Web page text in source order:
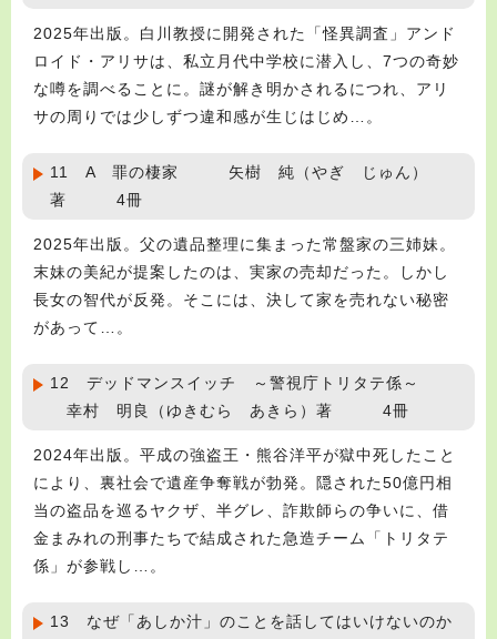
2025年出版。白川教授に開発された「怪異調査」アンド
ロイド・アリサは、私立月代中学校に潜入し、7つの奇妙
な噂を調べることに。謎が解き明かされるにつれ、アリ
サの周りでは少しずつ違和感が生じはじめ…。
11 A 罪の棲家 矢樹 純（やぎ じゅん）
著 4冊
2025年出版。父の遺品整理に集まった常盤家の三姉妹。
末妹の美紀が提案したのは、実家の売却だった。しかし
長女の智代が反発。そこには、決して家を売れない秘密
があって…。
12 デッドマンスイッチ ～警視庁トリタテ係～
幸村 明良（ゆきむら あきら）著 4冊
2024年出版。平成の強盗王・熊谷洋平が獄中死したこと
により、裏社会で遺産争奪戦が勃発。隠された50億円相
当の盗品を巡るヤクザ、半グレ、詐欺師らの争いに、借
金まみれの刑事たちで結成された急造チーム「トリタテ
係」が参戦し…。
13 なぜ「あしか汁」のことを話してはいけないのか